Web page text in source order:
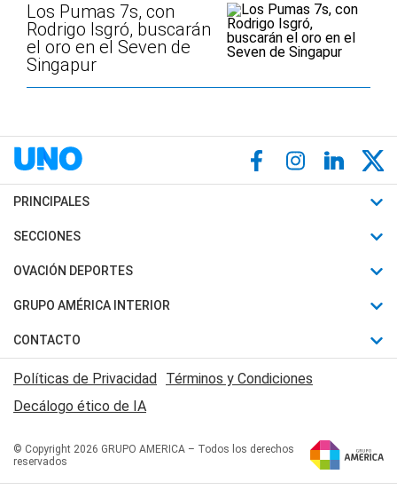
Los Pumas 7s, con
Rodrigo Isgró, buscarán
el oro en el Seven de
Singapur
PRINCIPALES
Últimas Noticias
Política
Judiciales
Economia
SECCIONES
Horóscopo
Motores
Trucos caseros
Series y Películas
Edictos y Solicitadas
OVACIÓN DEPORTES
Fútbol
Mundial
Automovilismo
Rugby
Básquet
GRUPO AMÉRICA INTERIOR
Canal 7 en Vivo
San Juan 8
CONTACTO
Acerca de Nosotros
Contactanos
Políticas de Privacidad Términos y Condiciones
Decálogo ético de IA
© Copyright 2026 GRUPO AMERICA – Todos los derechos
reservados